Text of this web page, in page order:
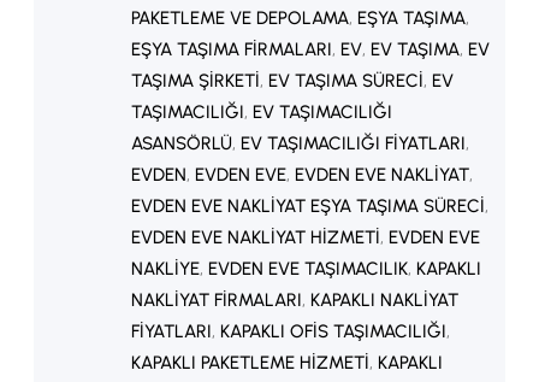
ticari yüklerin bir noktadan…
PAKETLEME VE DEPOLAMA, EŞYA TAŞIMA
EŞYA TAŞIMA FIRMALARI, EV, EV TAŞIMA, EV
TAŞIMA ŞIRKETI, EV TAŞIMA SÜRECI, EV
TAŞIMACILIĞI, EV TAŞIMACILIĞI
ASANSÖRLÜ, EV TAŞIMACILIĞI FIYATLARI
EVDEN, EVDEN EVE, EVDEN EVE NAKLIYAT
EVDEN EVE NAKLIYAT EŞYA TAŞIMA SÜRECI
EVDEN EVE NAKLIYAT HIZMETI, EVDEN EVE
NAKLIYE, EVDEN EVE TAŞIMACILIK, KAPAKLI
NAKLIYAT FIRMALARI, KAPAKLI NAKLIYAT
FIYATLARI, KAPAKLI OFIS TAŞIMACILIĞI
KAPAKLI PAKETLEME HIZMETI, KAPAKLI